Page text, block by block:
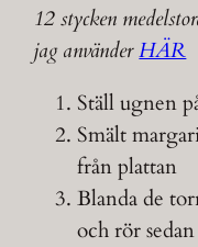
12 stycken
jag använderHÄR
Ställ ugnen
Smält
från plattan
Blanda de
och rör